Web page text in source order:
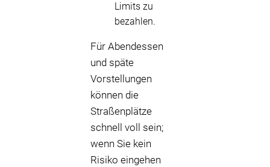
Limits zu
bezahlen.
Für Abendessen
und späte
Vorstellungen
können die
Straßenplätze
schnell voll sein;
wenn Sie kein
Risiko eingehen